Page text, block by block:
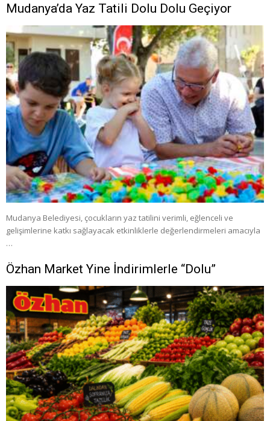
Mudanya’da Yaz Tatili Dolu Dolu Geçiyor
Mudanya Belediyesi, çocukların yaz tatilini verimli, eğlenceli ve
gelişimlerine katkı sağlayacak etkinliklerle değerlendirmeleri amacıyla
…
Özhan Market Yine İndirimlerle “Dolu”